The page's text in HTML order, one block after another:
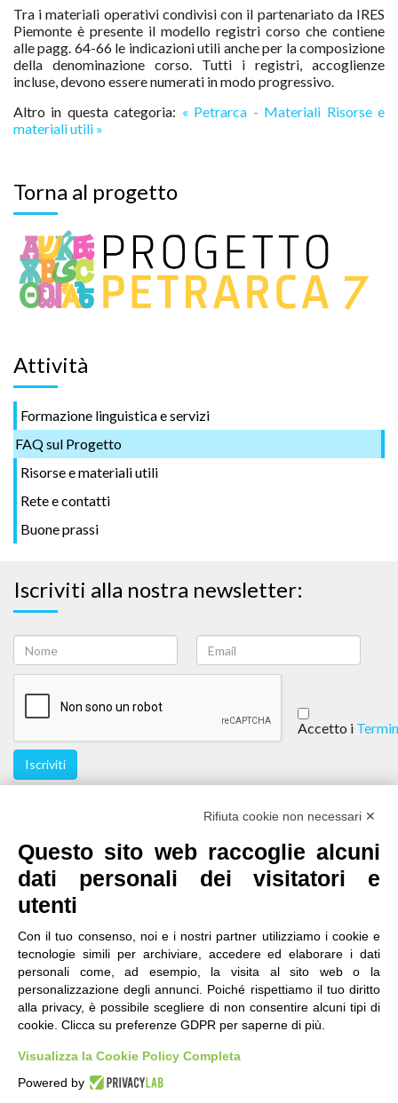
Tra i materiali operativi condivisi con il partenariato da IRES
Piemonte è presente il modello registri corso che contiene
alle pagg. 64-66 le indicazioni utili anche per la composizione
della denominazione corso. Tutti i registri, accoglienze
incluse, devono essere numerati in modo progressivo.
Altro in questa categoria: « Petrarca - Materiali Risorse e
materiali utili »
Torna al progetto
Attività
Formazione linguistica e servizi
FAQ sul Progetto
Risorse e materiali utili
Rete e contatti
Buone prassi
Iscriviti alla nostra newsletter:
Accetto i
Iscriviti
contatti | qualità accessibilità |privacy |
note legali
IRES Piemonte - Istituto di Ricerche Economico
Sociali del Piemonte
Via Nizza 18, 10125 Torino - C.F.80084650011
P.Iva 04328830015
© 2018 All Rights Reserved
Rifiuta cookie non necessari ✕
Questo sito web raccoglie alcuni
dati personali dei visitatori e
utenti
Con il tuo consenso, noi e i nostri partner utilizziamo i cookie e
tecnologie simili per archiviare, accedere ed elaborare i dati
personali come, ad esempio, la visita al sito web o la
personalizzazione degli annunci. Poiché rispettiamo il tuo diritto
alla privacy, è possibile scegliere di non consentire alcuni tipi di
cookie. Clicca su preferenze GDPR per saperne di più.
Visualizza la Cookie Policy Completa
Powered by